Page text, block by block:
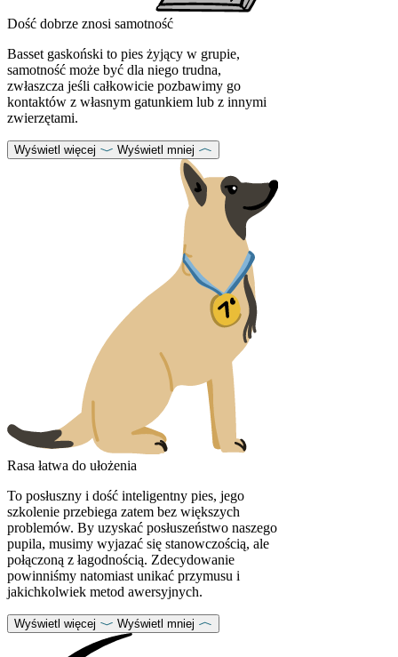
Dość dobrze znosi samotność
Basset gaskoński to pies żyjący w grupie,
samotność może być dla niego trudna,
zwłaszcza jeśli całkowicie pozbawimy go
kontaktów z własnym gatunkiem lub z innymi
zwierzętami.
Wyświetl więcej Wyświetl mniej
Rasa łatwa do ułożenia
To posłuszny i dość inteligentny pies, jego
szkolenie przebiega zatem bez większych
problemów. By uzyskać posłuszeństwo naszego
pupila, musimy wyjazać się stanowczością, ale
połączoną z łagodnością. Zdecydowanie
powinniśmy natomiast unikać przymusu i
jakichkolwiek metod awersyjnych.
Wyświetl więcej Wyświetl mniej